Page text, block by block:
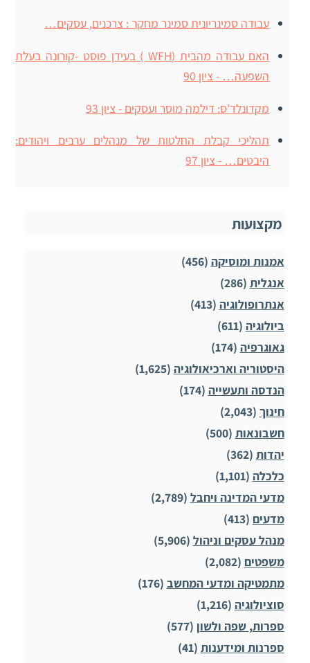
עבודה סמינריונית סמינר מחקר : צרכנים, עסקים…
האם עבודה מהבית (WFH ) בעידן פוסט -קורונה בעלת
השפעה… - ציון 90
מקדונלד'ס: דילמה מוסר ועסקים - ציון 93
תהליכי קבלת החלטות של מנהלים ערבים ויהודים:
היבטים… - ציון 97
מקצועות
אמנות ומוסיקה (456)
אנגלית (286)
אנתרופולוגיה (413)
ביולוגיה (611)
גאוגרפיה (174)
היסטוריה וארכיאולוגיה (1,625)
הנדסה ותעשייה (174)
חינוך (2,043)
חשבונאות (500)
יהדות (362)
כלכלה (1,101)
מדעי המדינה ויחבל (2,789)
מדעים (413)
מנהל עסקים וניהול (5,906)
משפטים (2,082)
מתמטיקה ומדעי המחשב (176)
סוציולוגיה (1,216)
ספרות, שפה ולשון (577)
ספרנות ומידענות (41)